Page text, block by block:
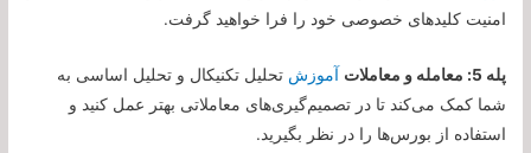
امنیت کلیدهای خصوصی خود را فرا خواهید گرفت.
پله 5: معامله و معاملات آموزش تحلیل تکنیکال و تحلیل اساسی به
شما کمک می‌کند تا در تصمیم‌گیری‌های معاملاتی بهتر عمل کنید و
استفاده از بورس‌ها را در نظر بگیرید.